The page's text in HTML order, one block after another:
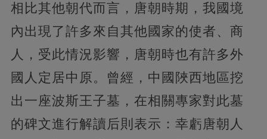
相比其他朝代而言，唐朝時期，我國境
內出現了許多來自其他國家的使者、商
人，受此情況影響，唐朝時也有許多外
國人定居中原。曾經，中國陜西地區挖
出一座波斯王子墓，在相關專家對此墓
的碑文進行解讀后則表示：幸虧唐朝人